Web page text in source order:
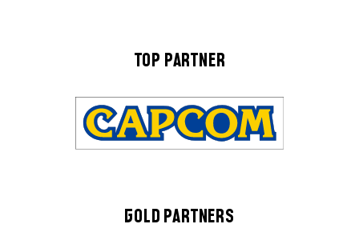
TOP PARTNER
GOLD PARTNERS